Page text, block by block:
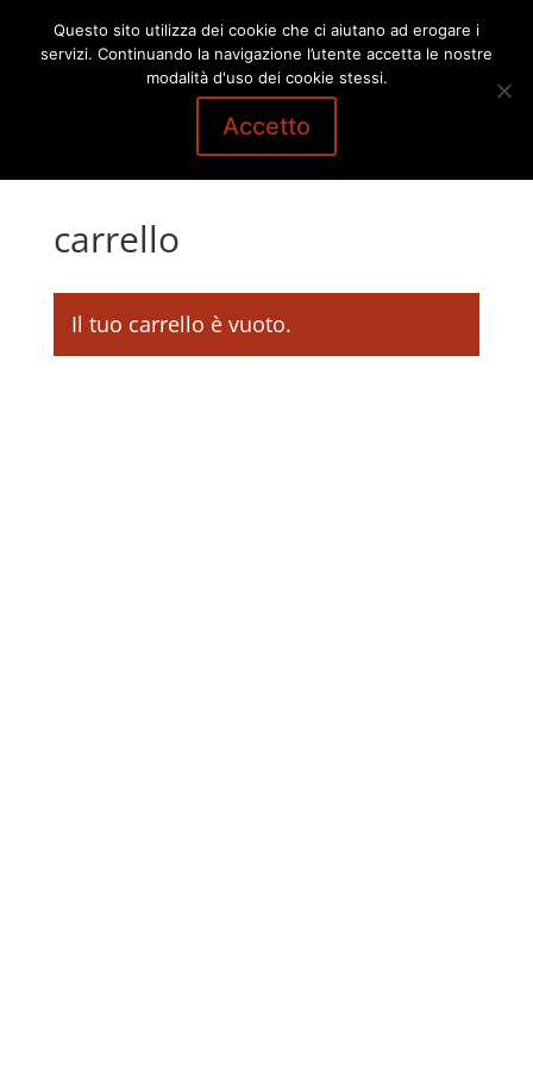
carrello
Il tuo carrello è vuoto.
Questo sito utilizza dei cookie che ci aiutano ad erogare i
servizi. Continuando la navigazione l’utente accetta le nostre
modalità d'uso dei cookie stessi.
Accetto